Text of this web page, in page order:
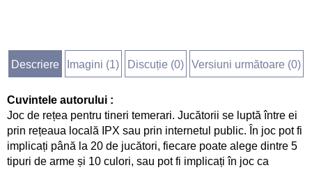
Descriere Imagini (1) Discuție (0) Versiuni următoare (0)
Cuvintele autorului :
Joc de rețea pentru tineri temerari. Jucătorii se luptă între ei
prin rețeaua locală IPX sau prin internetul public. În joc pot fi
implicați până la 20 de jucători, fiecare poate alege dintre 5
tipuri de arme și 10 culori, sau pot fi implicați în joc ca